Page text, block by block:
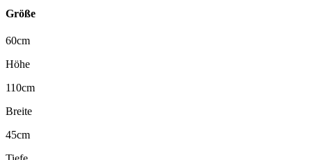
Größe
60cm
Höhe
110cm
Breite
45cm